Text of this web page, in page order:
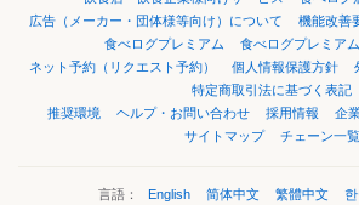
広告（メーカー・団体様等向け）について
機能改善
食べログプレミアム
食べログプレミア
ネット予約（リクエスト予約）
個人情報保護方針
特定商取引法に基づく表記
推奨環境
ヘルプ・お問い合わせ 採用情報 企
サイトマップ
チェーン一覧
言語： English 简体中文 繁體中文